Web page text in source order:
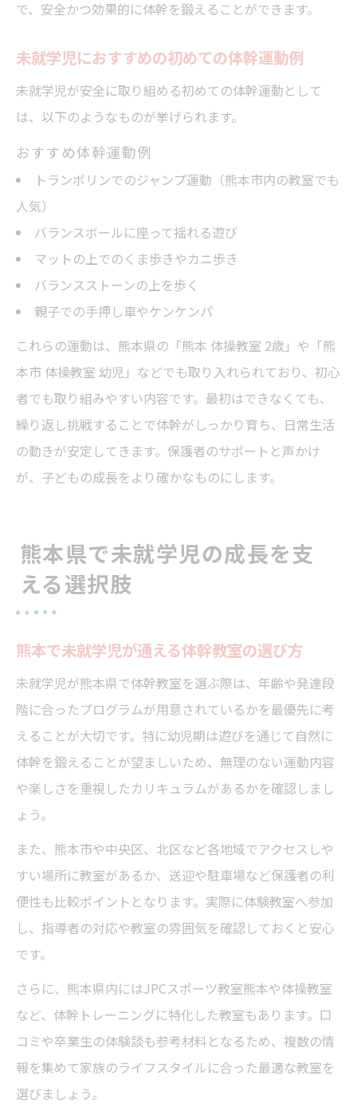
で、安全かつ効果的に体幹を鍛えることができます。
未就学児におすすめの初めての体幹運動例
未就学児が安全に取り組める初めての体幹運動として
は、以下のようなものが挙げられます。
おすすめ体幹運動例
トランポリンでのジャンプ運動（熊本市内の教室でも
人気）
バランスボールに座って揺れる遊び
マットの上でのくま歩きやカニ歩き
バランスストーンの上を歩く
親子での手押し車やケンケンパ
これらの運動は、熊本県の「熊本 体操教室 2歳」や「熊
本市 体操教室 幼児」などでも取り入れられており、初心
者でも取り組みやすい内容です。最初はできなくても、
繰り返し挑戦することで体幹がしっかり育ち、日常生活
の動きが安定してきます。保護者のサポートと声かけ
が、子どもの成長をより確かなものにします。
熊本県で未就学児の成長を支
える選択肢
熊本で未就学児が通える体幹教室の選び方
未就学児が熊本県で体幹教室を選ぶ際は、年齢や発達段
階に合ったプログラムが用意されているかを最優先に考
えることが大切です。特に幼児期は遊びを通じて自然に
体幹を鍛えることが望ましいため、無理のない運動内容
や楽しさを重視したカリキュラムがあるかを確認しまし
ょう。
また、熊本市や中央区、北区など各地域でアクセスしや
すい場所に教室があるか、送迎や駐車場など保護者の利
便性も比較ポイントとなります。実際に体験教室へ参加
し、指導者の対応や教室の雰囲気を確認しておくと安心
です。
さらに、熊本県内にはJPCスポーツ教室熊本や体操教室
など、体幹トレーニングに特化した教室もあります。口
コミや卒業生の体験談も参考材料となるため、複数の情
報を集めて家族のライフスタイルに合った最適な教室を
選びましょう。